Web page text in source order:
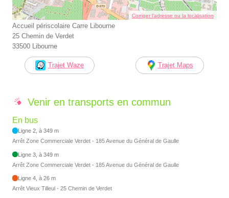
Corriger l’adresse ou la localisation
Accueil périscolaire Carre Libourne
25 Chemin de Verdet
33500 Libourne
Trajet Waze Trajet Maps
Venir en transports en commun
En bus
Ligne 2, à 349 m
Arrêt Zone Commerciale Verdet - 185 Avenue du Général de Gaulle
Ligne 3, à 349 m
Arrêt Zone Commerciale Verdet - 185 Avenue du Général de Gaulle
Ligne 4, à 26 m
Arrêt Vieux Tilleul - 25 Chemin de Verdet